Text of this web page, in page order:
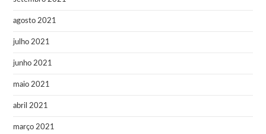
agosto 2021
julho 2021
junho 2021
maio 2021
abril 2021
março 2021